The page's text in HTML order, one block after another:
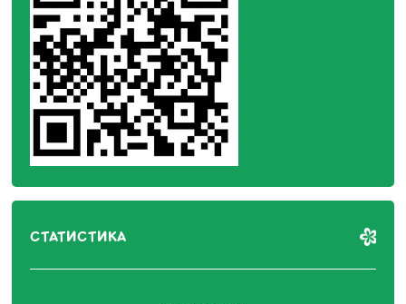
СТАТИСТИКА